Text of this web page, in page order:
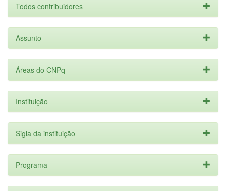
Todos contribuidores
Assunto
Áreas do CNPq
Instituição
Sigla da instituição
Programa